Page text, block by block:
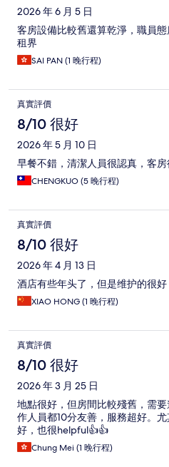
2026 年 6 月 5 日
客房設備比較舊還算乾淨，職員
租界
SAI PAN (1 晚行程)
真實評價
8/10 很好
2026 年 5 月 10 日
早餐不錯，清潔人員很認真，客房
CHENGKUO (5 晚行程)
真實評價
8/10 很好
2026 年 4 月 13 日
酒店有些年头了，但是维护的很
XIAO HONG (1 晚行程)
真實評價
8/10 很好
2026 年 3 月 25 日
地點很好，但房間比較殘舊，需
作人員都10分友善，服務超好。
好，也很helpful👍👍
Chung Mei (1 晚行程)